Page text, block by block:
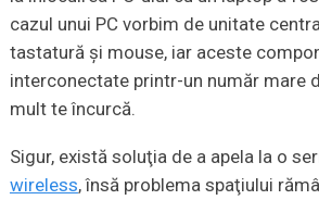
cazul unui PC vorbim de unitate
tastatură şi mouse, iar aceste
interconectate printr-un număr mare
mult te încurcă.
Sigur, există soluţia de a apela la o
wireless, însă problema spaţiului